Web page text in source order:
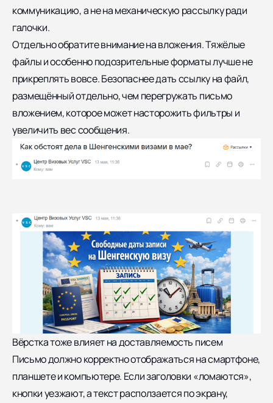
коммуникацию, а не на механическую рассылку ради
галочки.
Отдельно обратите внимание на вложения. Тяжёлые
файлы и особенно подозрительные форматы лучше не
прикреплять вовсе. Безопаснее дать ссылку на файл,
размещённый отдельно, чем перегружать письмо
вложением, которое может насторожить фильтры и
увеличить вес сообщения.
Вёрстка тоже влияет на доставляемость писем
Письмо должно корректно отображаться на смартфоне,
планшете и компьютере. Если заголовки «ломаются»,
кнопки уезжают, а текст расползается по экрану,